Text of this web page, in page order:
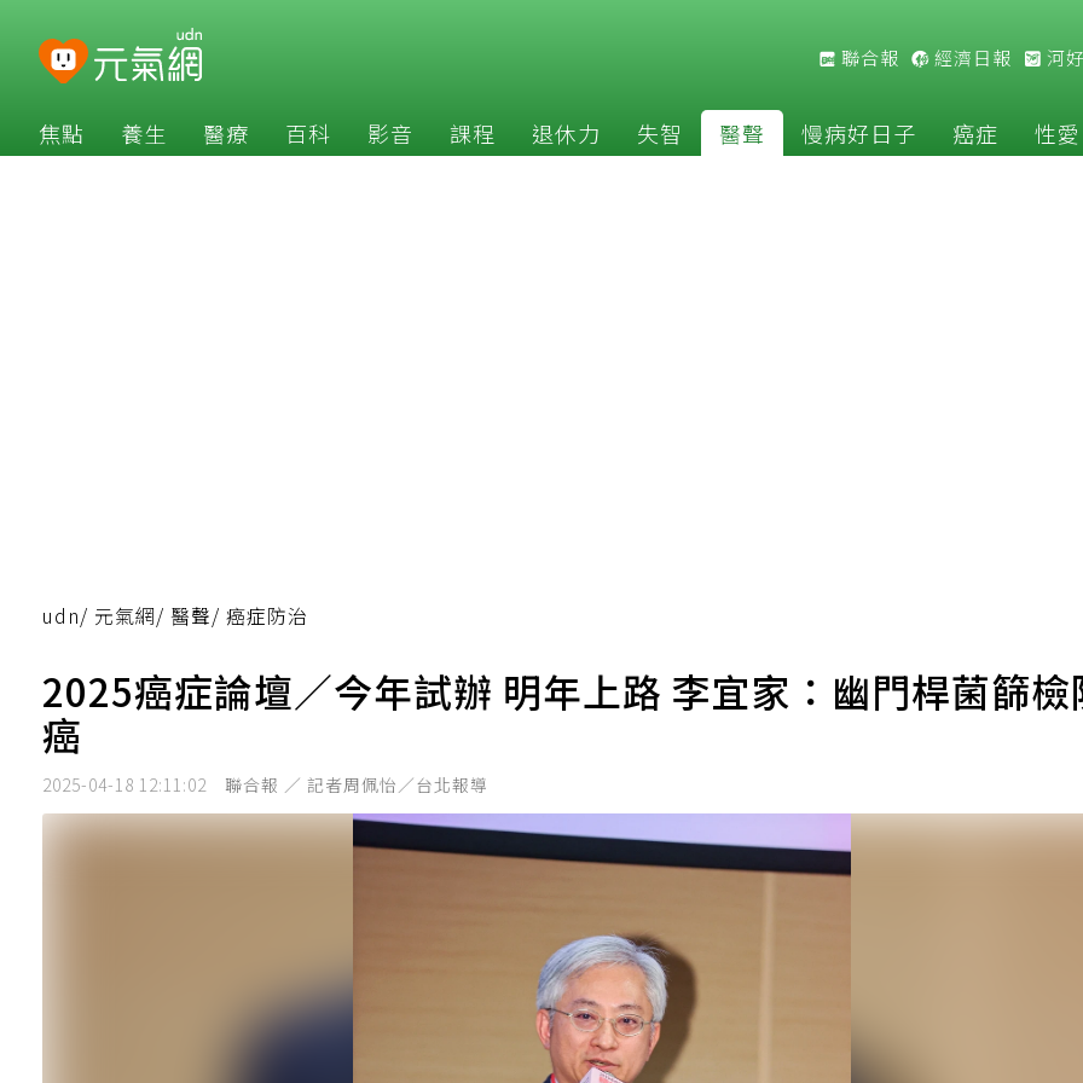
聯合報 經濟日報 河
焦點 養生 醫療 百科 影音 課程 退休力 失智 醫聲 慢病好日子 癌症 性愛
udn/ 元氣網/ 醫聲/ 癌症防治
2025癌症論壇／今年試辦 明年上路 李宜家：幽門桿菌篩
癌
2025-04-18 12:11:02 聯合報 ／ 記者周佩怡／台北報導